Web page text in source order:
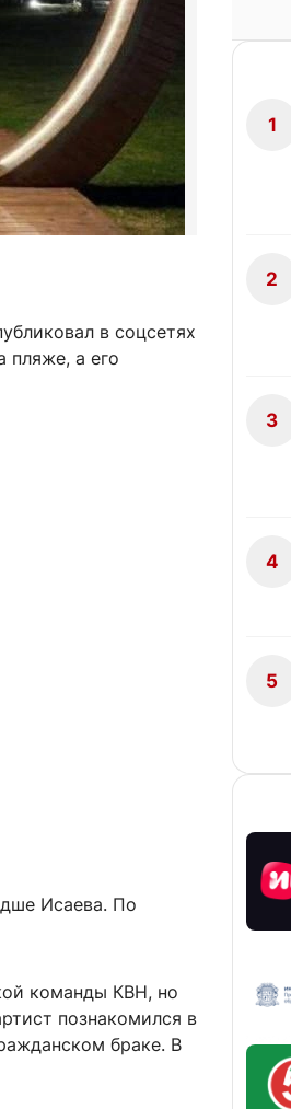
в соцсетях
пляже, а его
Исаева. По
команды КВН, но
познакомился в
браке. В
1
2
3
4
5